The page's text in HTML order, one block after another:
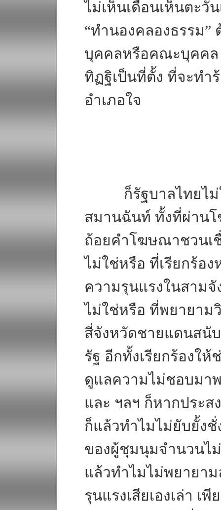
ไม่เห็นเดือนเห็นตะวั
“ทำนองคลองธรรม”
บุคคลหรือคณะบุคคล
ทิฏฐิเป็นที่ตั้ง ที่จะทำ
อำเภอใจ
ก็รัฐบาลไทยไม่ใ
สมานฉันท์ ทั้งที่ผ่าน
ถ้อยคำโฆษณาชวนเ
ไม่ใช่หรือ ที่เรียกร้อ
ความรุนแรงในสาม
ไม่ใช่หรือ ที่พยายาม
สี่จังหวัดชายแดนสนั
รัฐ อีกทั้งเรียกร้องใ
ดูแลความไม่ชอบมา
และ ฯลฯ ก็หากประ
ก็แล้วทำไมไม่ยับยั้งชั่
ของผู้ชุมนุมจำนวนไ
แล้วทำไมไม่พยายา
รุนแรงเสียเองเล่า